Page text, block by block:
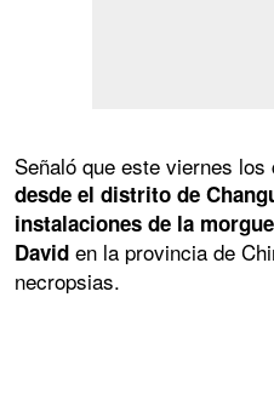
Señaló que este viernes
desde el distrito de
instalaciones de la
David en la provincia de
necropsias.